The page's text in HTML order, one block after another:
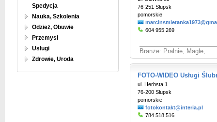
Spedycja
Nauka, Szkolenia
Odzież, Obuwie
Przemysł
Usługi
Zdrowie, Uroda
76-251 Słupsk
pomorskie
604 955 269
Branże: Pralnie, Magle,
FOTO-WIDEO Usługi
ul. Herbsta 1
76-200 Słupsk
pomorskie
fotokontakt@interia.pl
784 518 516